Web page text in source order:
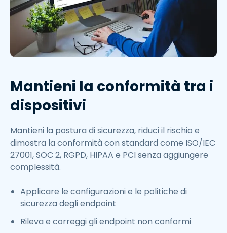
Mantieni la conformità tra i
dispositivi
Mantieni la postura di sicurezza, riduci il rischio e
dimostra la conformità con standard come ISO/IEC
27001, SOC 2, RGPD, HIPAA e PCI senza aggiungere
complessità.
Applicare le configurazioni e le politiche di
sicurezza degli endpoint
Rileva e correggi gli endpoint non conformi